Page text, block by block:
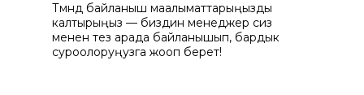
Төмөндө байланыш маалыматтарыңызды
калтырыңыз — биздин менеджер сиз
менен тез арада байланышып, бардык
суроолоруңузга жооп берет!